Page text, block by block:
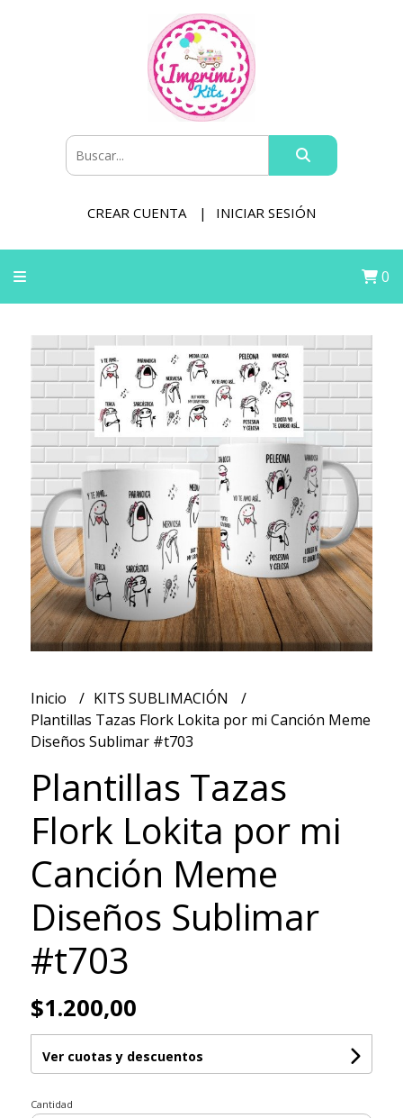
CREAR CUENTA INICIAR SESIÓN
0
Inicio
KITS SUBLIMACIÓN
Plantillas Tazas Flork Lokita por mi Canción Meme
Diseños Sublimar #t703
Plantillas Tazas
Flork Lokita por mi
Canción Meme
Diseños Sublimar
#t703
$1.200,00
Ver cuotas y descuentos
Cantidad